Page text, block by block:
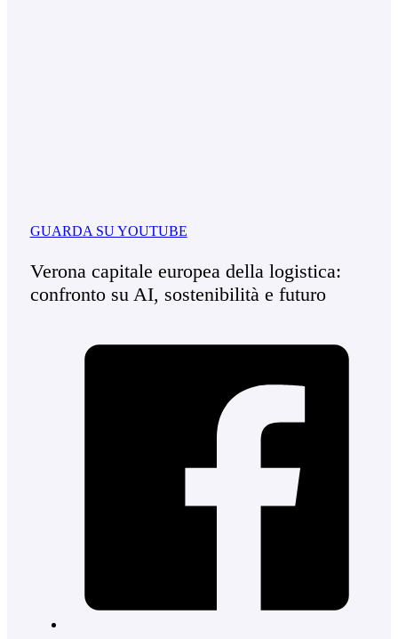
GUARDA SU YOUTUBE
Verona capitale europea della logistica:
confronto su AI, sostenibilità e futuro